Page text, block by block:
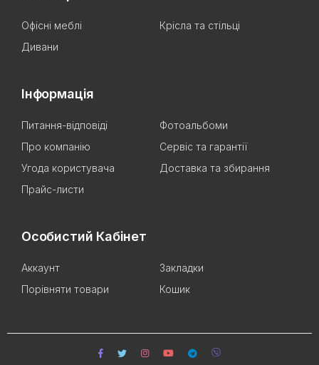
Офісні меблі
Крісла та стільці
Дивани
Інформація
Питання-відповіді
Фотоальбоми
Про компанію
Сервіс та гарантії
Угода користувача
Доставка та збирання
Прайс-листи
Особистий Кабінет
Аккаунт
Закладки
Порівняти товари
Кошик